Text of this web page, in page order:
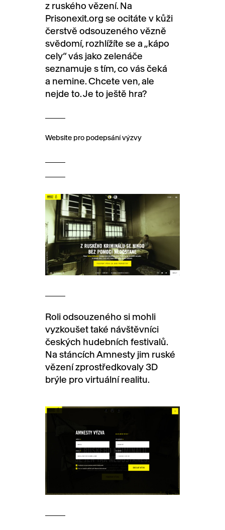
z ruského vězení. Na
Prisonexit.org se ocitáte v kůži
čerstvě odsouzeného vězně
svědomí, rozhlížíte se a „kápo
cely“ vás jako zelenáče
seznamuje s tím, co vás čeká
a nemine. Chcete ven, ale
nejde to. Je to ještě hra?
Website pro podepsání výzvy
Roli odsouzeného si mohli
vyzkoušet také návštěvníci
českých hudebních festivalů.
Na stáncích Amnesty jim ruské
vězení zprostředkovaly 3D
brýle pro virtuální realitu.